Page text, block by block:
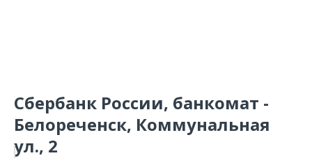
Сбербанк России, банкомат -
Белореченск, Коммунальная
ул., 2